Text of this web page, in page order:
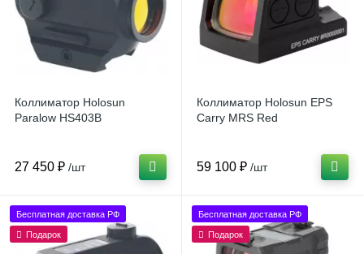
Коллиматор Holosun
Paralow HS403B
27 450 ₽ /шт
Коллиматор Holosun EPS
Carry MRS Red
59 100 ₽ /шт
Бесплатная доставка РФ
Подарок
Бесплатная доставка РФ
Подарок